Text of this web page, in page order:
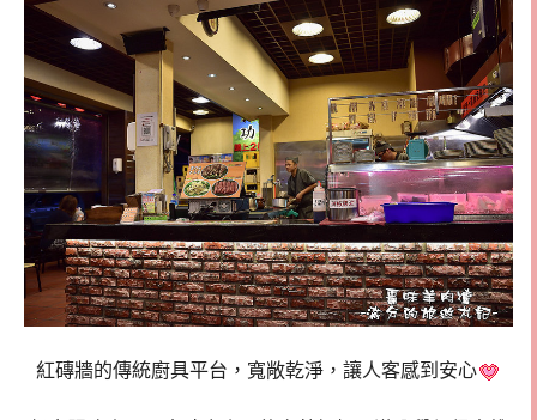
紅磚牆的傳統廚具平台，寬敞乾淨，讓人客感到安心